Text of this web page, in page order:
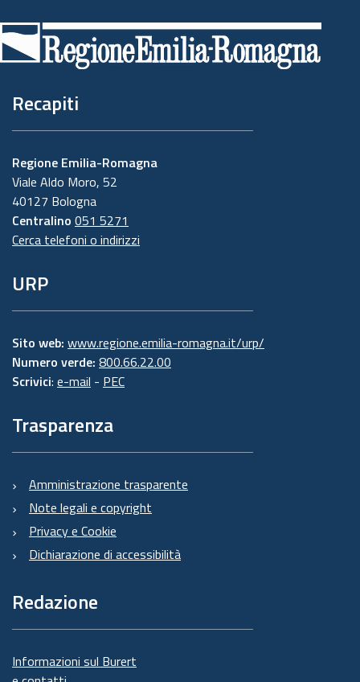
di
pagina
Recapiti
Regione Emilia-Romagna
Viale Aldo Moro, 52
40127 Bologna
Centralino 051 5271
Cerca telefoni o indirizzi
URP
Sito web: www.regione.emilia-romagna.it/urp/
Numero verde: 800.66.22.00
Scrivici: e-mail - PEC
Trasparenza
Amministrazione trasparente
Note legali e copyright
Privacy e Cookie
Dichiarazione di accessibilità
Redazione
Informazioni sul Burert